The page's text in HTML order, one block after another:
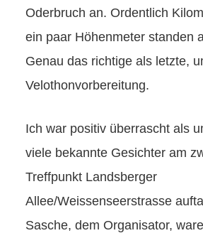
Oderbruch an. Ordentlich
ein paar Höhenmeter standen
Genau das richtige als letzte,
Velothonvorbereitung.
Ich war positiv überrascht als
viele bekannte Gesichter am
Treffpunkt Landsberger
Allee/Weissenseerstrasse
Sasche, dem Organisator,